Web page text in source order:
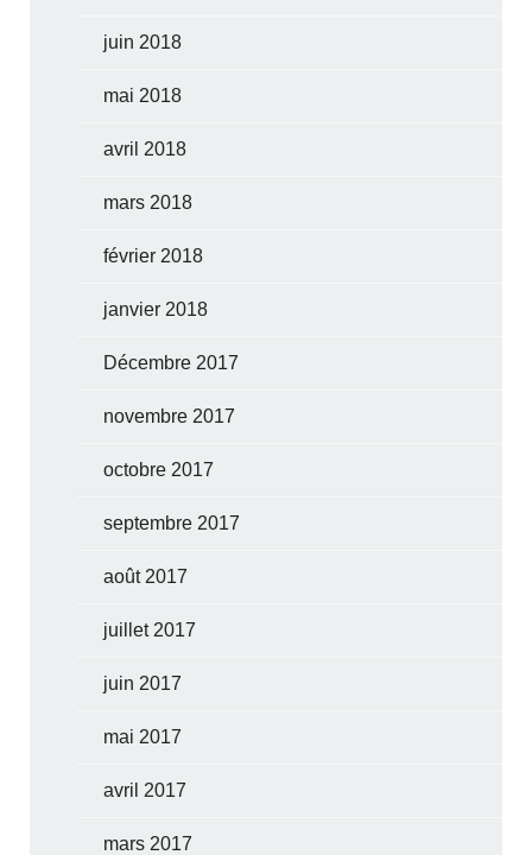
juin 2018
mai 2018
avril 2018
mars 2018
février 2018
janvier 2018
Décembre 2017
novembre 2017
octobre 2017
septembre 2017
août 2017
juillet 2017
juin 2017
mai 2017
avril 2017
mars 2017